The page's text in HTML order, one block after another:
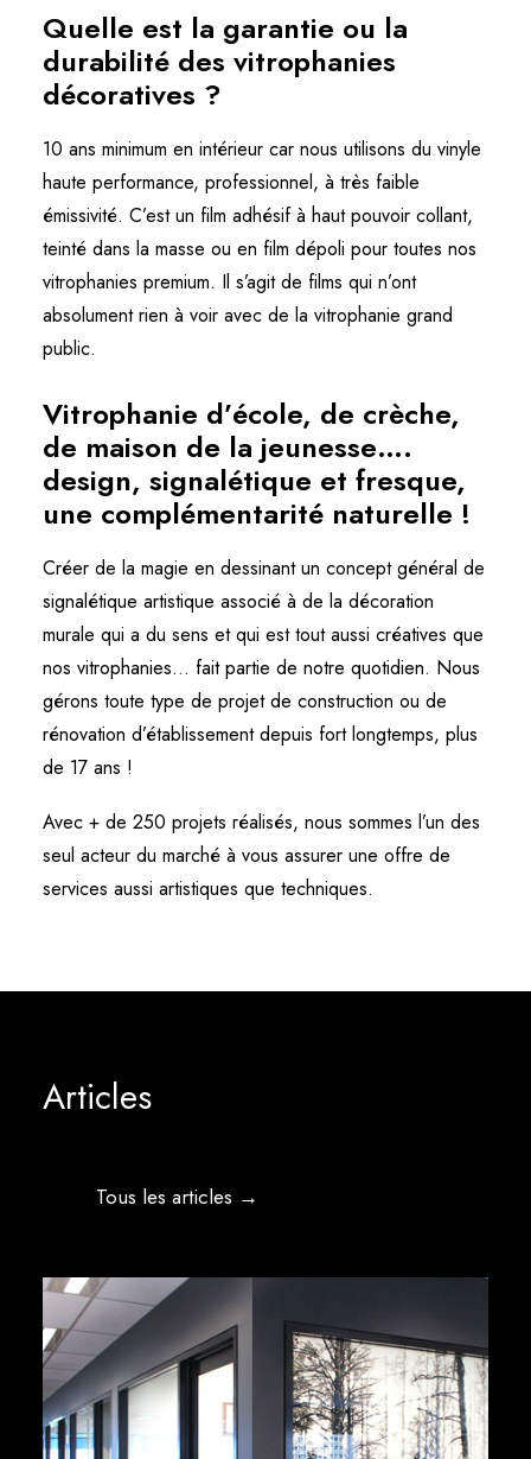
Quelle est la garantie ou la
durabilité des vitrophanies
décoratives ?
10 ans minimum en intérieur car nous utilisons du vinyle
haute performance, professionnel, à très faible
émissivité. C’est un film adhésif à haut pouvoir collant,
teinté dans la masse ou en film dépoli pour toutes nos
vitrophanies premium. Il s’agit de films qui n’ont
absolument rien à voir avec de la vitrophanie grand
public.
Vitrophanie d’école, de crèche,
de maison de la jeunesse….
design, signalétique et fresque,
une complémentarité naturelle !
Créer de la magie en dessinant un concept général de
signalétique artistique associé à de la décoration
murale qui a du sens et qui est tout aussi créatives que
nos vitrophanies… fait partie de notre quotidien. Nous
gérons toute type de projet de construction ou de
rénovation d’établissement depuis fort longtemps, plus
de 17 ans !
Avec + de 250 projets réalisés, nous sommes l’un des
seul acteur du marché à vous assurer une offre de
services aussi artistiques que techniques.
Articles
Tous les articles →